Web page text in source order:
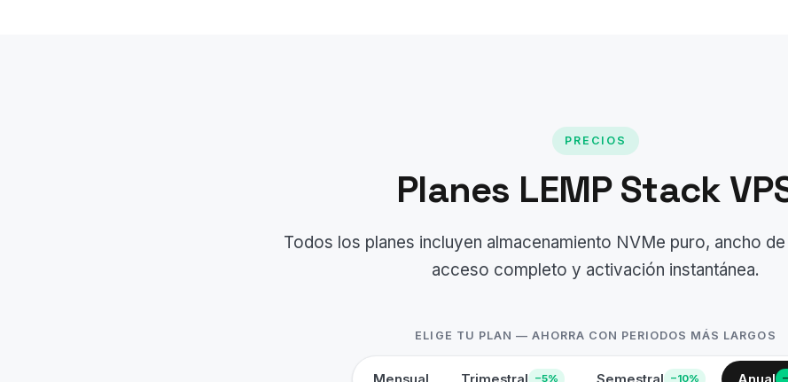
PRECIOS
Planes LEMP Stack
Todos los planes incluyen almacenamiento NVMe puro, ancho
acceso completo y activación instantánea.
ELIGE TU PLAN — AHORRA CON PERIODOS MÁS LARGOS
−5% −10%